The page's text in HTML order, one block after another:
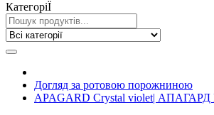
КатегорiЇ
Догляд за ротовою порожниною
APAGARD Crystal violet| АПАГАРД